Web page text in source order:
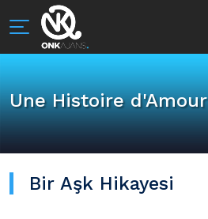
Une Histoire d'Amour
Bir Aşk Hikayesi